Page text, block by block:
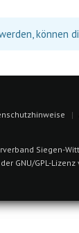
können
Siegen-
GNU/GPL-Lizenz